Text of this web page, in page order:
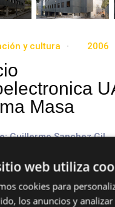
y cultura 2006
Masa
Guillermo Sanchez Gil
2006
aproximada:
PF-ALU/CER
web utiliza
cookies para
los anuncios y